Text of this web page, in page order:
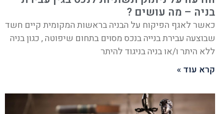
בניה – מה עושים ?
כאשר לאגף הפיקוח על הבניה בראשות המקומית קיים חשד
שבוצעה עבירת בנייה בנכס מסוים בתחום שיפוטה , כגון בניה
ללא היתר ו/או בניה בניגוד להיתר
קרא עוד »